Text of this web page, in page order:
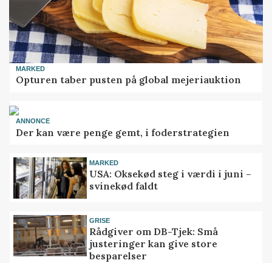
MARKED
Opturen taber pusten på global mejeriauktion
ANNONCE
Der kan være penge gemt, i foderstrategien
MARKED
USA: Oksekød steg i værdi i juni –
svinekød faldt
GRISE
Rådgiver om DB-Tjek: Små
justeringer kan give store
besparelser